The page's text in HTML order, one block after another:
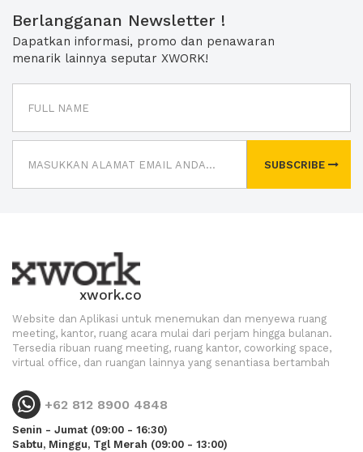
Berlangganan Newsletter !
Dapatkan informasi, promo dan penawaran
menarik lainnya seputar XWORK!
SUBSCRIBE
xwork.co
Website dan Aplikasi untuk menemukan dan menyewa ruang
meeting, kantor, ruang acara mulai dari perjam hingga bulanan.
Tersedia ribuan ruang meeting, ruang kantor, coworking space,
virtual office, dan ruangan lainnya yang senantiasa bertambah
+62 812 8900 4848
Senin - Jumat (09:00 - 16:30)
Sabtu, Minggu, Tgl Merah (09:00 - 13:00)